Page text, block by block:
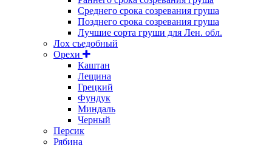
Среднего срока созревания груша
Позднего срока созревания груша
Лучшие сорта груши для Лен. обл.
Лох съедобный
Орехи
Каштан
Лещина
Грецкий
Фундук
Миндаль
Черный
Персик
Рябина